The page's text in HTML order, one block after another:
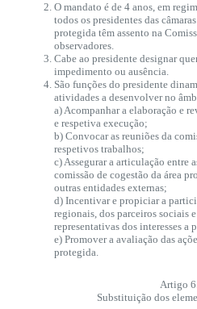
O mandato é de 4 anos, em
todos os presidentes das
protegida têm assento na
observadores.
Cabe ao presidente designar
impedimento ou ausência.
São funções do presidente
atividades a desenvolver no
a) Acompanhar a elaboração e
e respetiva execução;
b) Convocar as reuniões da
respetivos trabalhos;
c) Assegurar a articulação entre
comissão de cogestão da área
outras entidades externas;
d) Incentivar e propiciar a
regionais, dos parceiros sociais
representativas dos interesses a
e) Promover a avaliação das
protegida.
Artigo
Substituição dos